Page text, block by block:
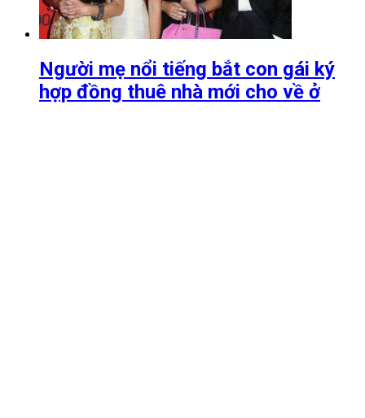
Người mẹ nổi tiếng bắt con gái ký
hợp đồng thuê nhà mới cho về ở